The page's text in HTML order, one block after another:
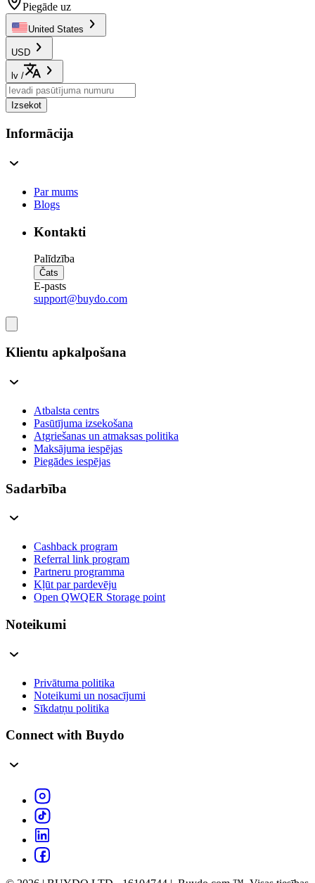
Piegāde uz
United States
USD
lv /
Izsekot
Informācija
Par mums
Blogs
Kontakti
Palīdzība
Čats
E-pasts
support@buydo.com
Klientu apkalpošana
Atbalsta centrs
Pasūtījuma izsekošana
Atgriešanas un atmaksas politika
Maksājuma iespējas
Piegādes iespējas
Sadarbība
Cashback program
Referral link program
Partneru programma
Kļūt par pardevēju
Open QWQER Storage point
Noteikumi
Privātuma politika
Noteikumi un nosacījumi
Sīkdatņu politika
Connect with Buydo